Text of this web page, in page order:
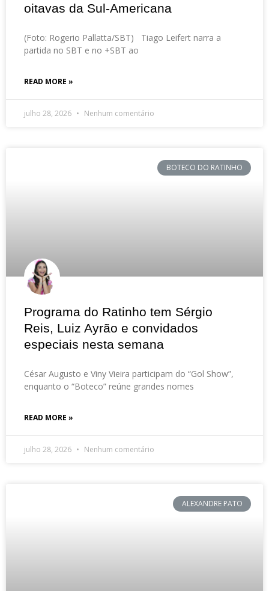
oitavas da Sul-Americana
(Foto: Rogerio Pallatta/SBT) Tiago Leifert narra a
partida no SBT e no +SBT ao
READ MORE »
julho 28, 2026 Nenhum comentário
BOTECO DO RATINHO
Programa do Ratinho tem Sérgio
Reis, Luiz Ayrão e convidados
especiais nesta semana
César Augusto e Viny Vieira participam do “Gol Show”,
enquanto o “Boteco” reúne grandes nomes
READ MORE »
julho 28, 2026 Nenhum comentário
ALEXANDRE PATO